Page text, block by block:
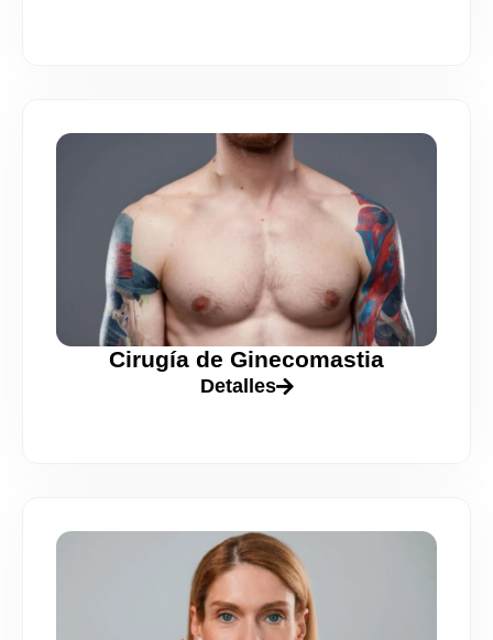
Cirugía de Ginecomastia
Detalles